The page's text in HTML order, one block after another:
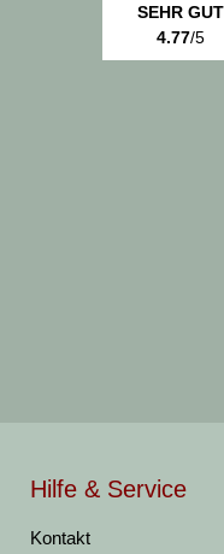
SEHR GUT
4.77/5
Hilfe & Service
Kontakt